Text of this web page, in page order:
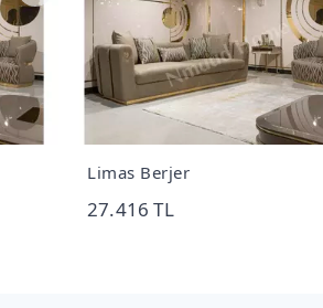
Limas Berjer
27.416 TL